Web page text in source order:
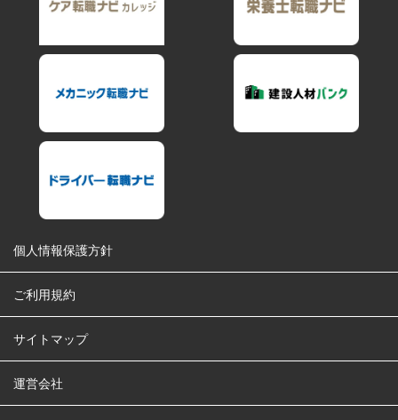
個人情報保護方針
ご利用規約
サイトマップ
運営会社